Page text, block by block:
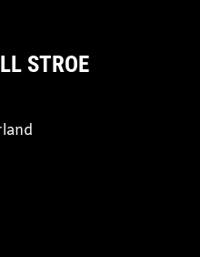
STROE